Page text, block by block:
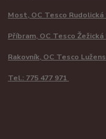
Most, OC Tesco Rudolická
Příbram, OC Tesco Žežická
Rakovník, OC Tesco
Tel.: 775 477 971